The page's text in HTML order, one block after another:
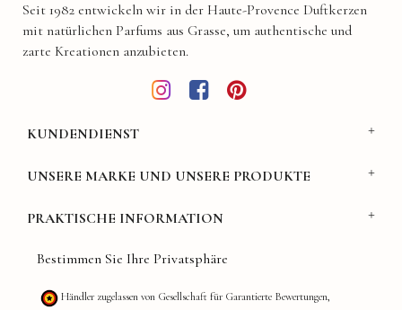
Seit 1982 entwickeln wir in der Haute-Provence Duftkerzen
mit natürlichen Parfums aus Grasse, um authentische und
zarte Kreationen anzubieten.
KUNDENDIENST
UNSERE MARKE UND UNSERE PRODUKTE
PRAKTISCHE INFORMATION
Bestimmen Sie Ihre Privatsphäre
Händler zugelassen von Gesellschaft für Garantierte Bewertungen,